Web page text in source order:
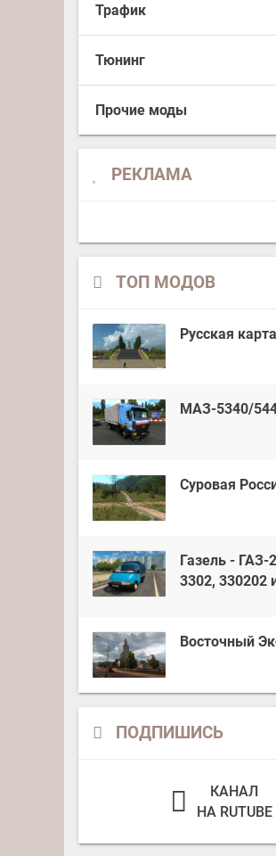
Трафик
Тюнинг
Прочие моды
РЕКЛАМА
ТОП МОДОВ
Русская
МАЗ-5340/
Суровая
Газель - ГАЗ-
3302, 330202
Восточный
ПОДПИШИСЬ
КАНАЛ
НА RUTUBE